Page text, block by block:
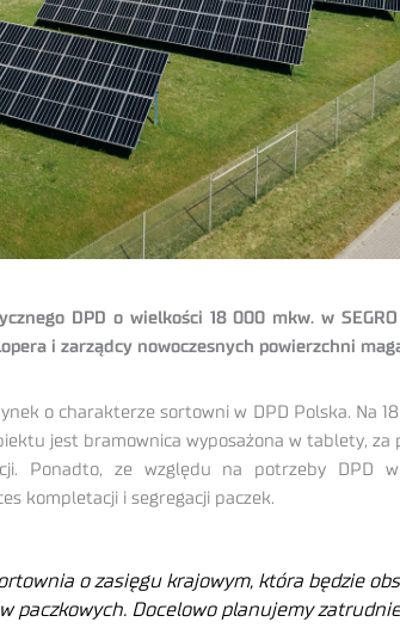
DPD o wielkości 18 000 mkw. w
i zarządcy nowoczesnych powierzchni
o charakterze sortowni w DPD Polska. Na
jest bramownica wyposażona w tablety,
Ponadto, ze względu na potrzeby DPD
kompletacji i segregacji paczek.
o zasięgu krajowym, która będzie
paczkowych. Docelowo planujemy